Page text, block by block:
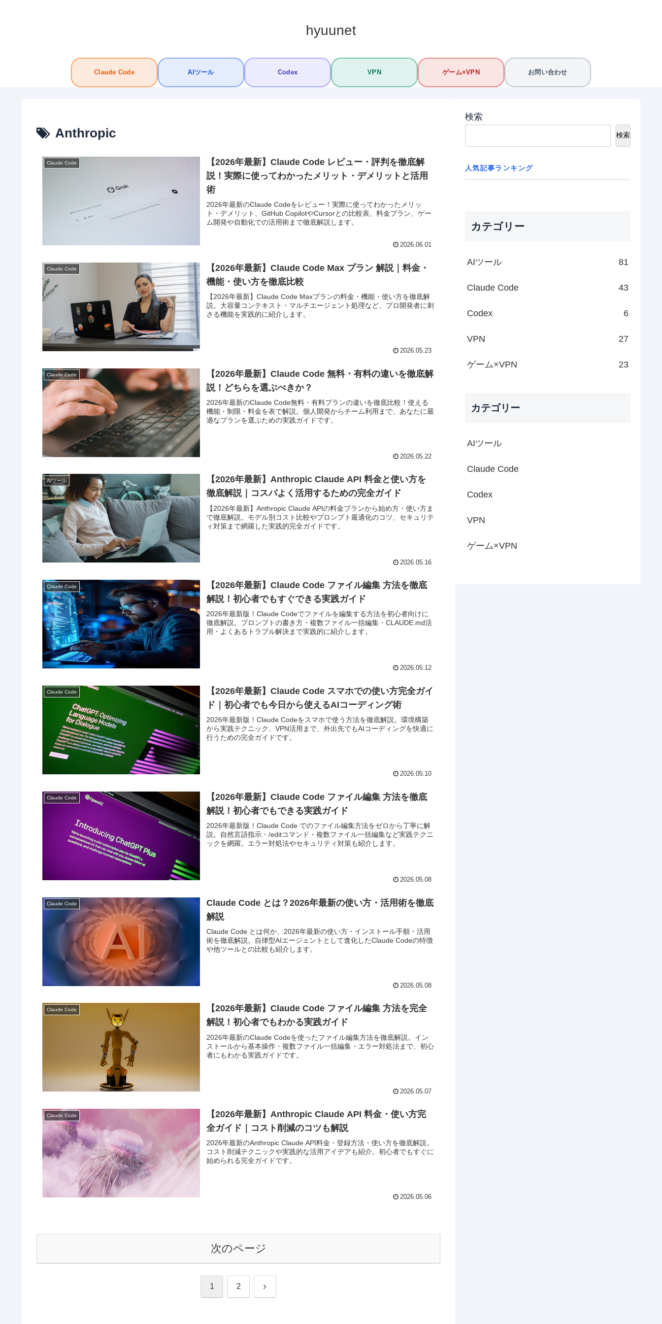
hyuunet
Claude Code AIツール Codex VPN ゲーム×VPN お問い合わせ
Anthropic
Claude Code
【2026年最新】Claude Code レビュー・評判を徹底解
説！実際に使ってわかったメリット・デメリットと活用
術
2026年最新のClaude Codeをレビュー！実際に使ってわかったメリッ
ト・デメリット、GitHub CopilotやCursorとの比較表、料金プラン、ゲー
ム開発や自動化での活用術まで徹底解説します。
2026.06.01
Claude Code
【2026年最新】Claude Code Max プラン 解説｜料金・
機能・使い方を徹底比較
【2026年最新】Claude Code Maxプランの料金・機能・使い方を徹底解
説。大容量コンテキスト・マルチエージェント処理など、プロ開発者に刺
さる機能を実践的に紹介します。
2026.05.23
Claude Code
【2026年最新】Claude Code 無料・有料の違いを徹底解
説！どちらを選ぶべきか？
2026年最新のClaude Code無料・有料プランの違いを徹底比較！使える
機能・制限・料金を表で解説。個人開発からチーム利用まで、あなたに最
適なプランを選ぶための実践ガイドです。
2026.05.22
AIツール
【2026年最新】Anthropic Claude API 料金と使い方を
徹底解説｜コスパよく活用するための完全ガイド
【2026年最新】Anthropic Claude APIの料金プランから始め方・使い方ま
で徹底解説。モデル別コスト比較やプロンプト最適化のコツ、セキュリテ
ィ対策まで網羅した実践的完全ガイドです。
2026.05.16
Claude Code
【2026年最新】Claude Code ファイル編集 方法を徹底
解説！初心者でもすぐできる実践ガイド
2026年最新版！Claude Codeでファイルを編集する方法を初心者向けに
徹底解説。プロンプトの書き方・複数ファイル一括編集・CLAUDE.md活
用・よくあるトラブル解決まで実践的に紹介します。
2026.05.12
Claude Code
【2026年最新】Claude Code スマホでの使い方完全ガイ
ド｜初心者でも今日から使えるAIコーディング術
2026年最新版！Claude Codeをスマホで使う方法を徹底解説。環境構築
から実践テクニック、VPN活用まで、外出先でもAIコーディングを快適に
行うための完全ガイドです。
2026.05.10
Claude Code
【2026年最新】Claude Code ファイル編集 方法を徹底
解説！初心者でもできる実践ガイド
2026年最新版！Claude Code でのファイル編集方法をゼロから丁寧に解
説。自然言語指示・/editコマンド・複数ファイル一括編集など実践テクニ
ックを網羅。エラー対処法やセキュリティ対策も紹介します。
2026.05.08
Claude Code
Claude Code とは？2026年最新の使い方・活用術を徹底
解説
Claude Code とは何か、2026年最新の使い方・インストール手順・活用
術を徹底解説。自律型AIエージェントとして進化したClaude Codeの特徴
や他ツールとの比較も紹介します。
2026.05.08
Claude Code
【2026年最新】Claude Code ファイル編集 方法を完全
解説！初心者でもわかる実践ガイド
2026年最新のClaude Codeを使ったファイル編集方法を徹底解説。イン
ストールから基本操作・複数ファイル一括編集・エラー対処法まで、初心
者にもわかる実践ガイドです。
2026.05.07
Claude Code
【2026年最新】Anthropic Claude API 料金・使い方完
全ガイド｜コスト削減のコツも解説
2026年最新のAnthropic Claude API料金・登録方法・使い方を徹底解説。
コスト削減テクニックや実践的な活用アイデアも紹介。初心者でもすぐに
始められる完全ガイドです。
2026.05.06
次のページ
1 2 次
検索
検索
人気記事ランキング
カテゴリー
AIツール 81
Claude Code 43
Codex 6
VPN 27
ゲーム×VPN 23
カテゴリー
AIツール
Claude Code
Codex
VPN
ゲーム×VPN